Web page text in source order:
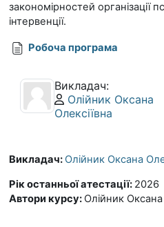
закономірностей організації
інтервенції.
Робоча програма
Викладач:
Профіль
Олійник Оксана
Олексіївна
Викладач: Олійник Оксана
Рік останньої атестації: 2026
Автори курсу: Олійник Оксана